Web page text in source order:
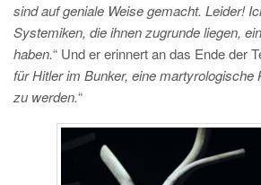
sind auf geniale Weise gemacht. Leider!
Systemiken, die ihnen zugrunde liegen,
haben.“ Und er erinnert an das Ende der
für Hitler im Bunker, eine martyrologische
zu werden.“